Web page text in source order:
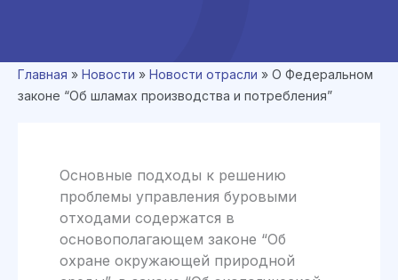
Главная » Новости » Новости отрасли » О Федеральном
законе “Об шламах производства и потребления”
Основные подходы к решению
проблемы управления буровыми
отходами содержатся в
основополагающем законе “Об
охране окружающей природной